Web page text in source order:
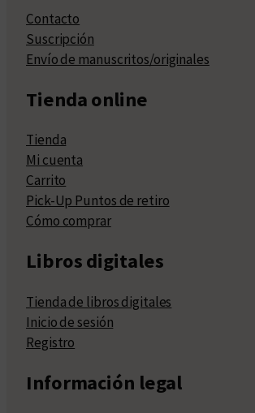
Contacto
Suscripción
Envío de manuscritos/originales
Tienda online
Tienda
Mi cuenta
Carrito
Pick-Up Puntos de retiro
Cómo comprar
Libros digitales
Tienda de libros digitales
Inicio de sesión
Registro
Información legal